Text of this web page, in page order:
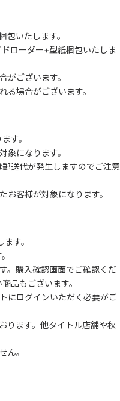
包いたします。
ローダー+型紙梱包いたしま
がございます。
る場合がございます。
す。
象になります。
送代が発生しますのでご注意
お客様が対象になります。
す。
。購入確認画面でご確認くだ
品もございます。
にログインいただく必要がご
ります。他タイトル店舗や秋
ん。